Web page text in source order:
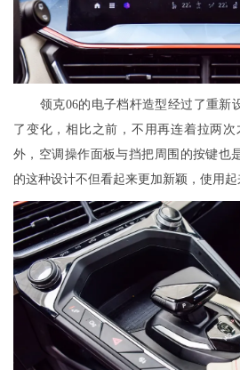
领克06的电子档杆造型经过了重新
了变化，相比之前，不用再连着拉两
外，空调操作面板与挡把周围的按键也
的这种设计不但看起来更加新颖，使用起